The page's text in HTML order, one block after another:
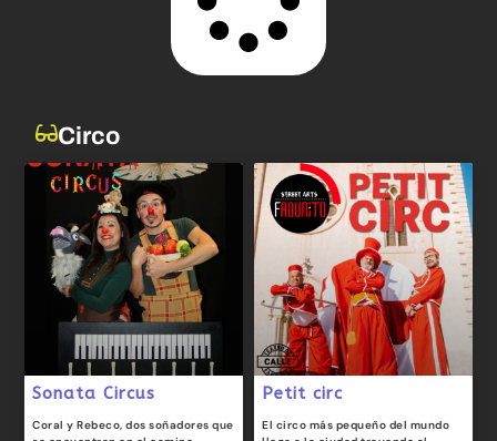
Circo
Sonata Circus
Coral y Rebeco, dos soñadores que
Petit circ
El circo más pequeño del mundo